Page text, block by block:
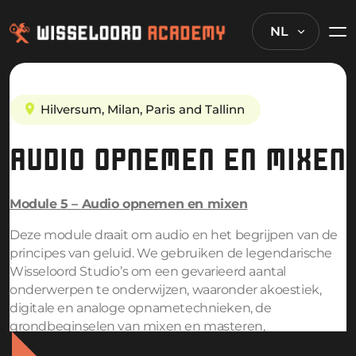
NL
Hilversum, Milan, Paris and Tallinn
AUDIO OPNEMEN EN MIXEN
Module 5 – Audio opnemen en mixen
Deze module draait om audio en het begrijpen van de
principes van geluid. We gebruiken de legendarische
Wisseloord Studio’s om een gevarieerd aantal
onderwerpen te onderwijzen, waaronder akoestiek,
digitale en analoge opnametechnieken, de
grondbeginselen van mixen en masteren,
geavanceerd mixen en masteren, en full-band